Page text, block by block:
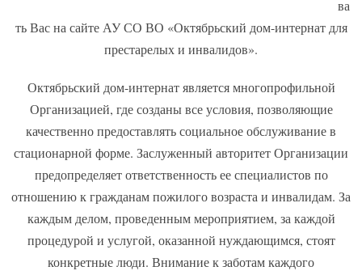
ва
ть Вас на сайте АУ СО ВО «Октябрьский дом-интернат для
престарелых и инвалидов».
Октябрьский дом-интернат является многопрофильной
Организацией, где созданы все условия, позволяющие
качественно предоставлять социальное обслуживание в
стационарной форме. Заслуженный авторитет Организации
предопределяет ответственность ее специалистов по
отношению к гражданам пожилого возраста и инвалидам. За
каждым делом, проведенным мероприятием, за каждой
процедурой и услугой, оказанной нуждающимся, стоят
конкретные люди. Внимание к заботам каждого